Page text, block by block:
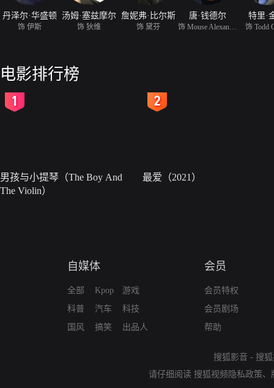
丹泽尔·华盛顿
饰 伊斯
汤姆·塞兹摩尔
饰 狄维
詹妮弗·比尔斯
饰 黛芬
唐·钱德尔 特里·
饰 Todd
电影排行榜
男孩与小提琴（The Boy And
The Violin）
最爱（2021）
自媒体
全部
科普
国风
Kpop
汽车
搞笑
游戏
科技
出品人
会员
会员特权
会员剧场
帮助
搜狐影音 - 搜
请仔细阅读 搜狐视频隐私政策、